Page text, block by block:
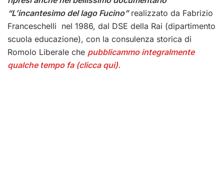
“L’incantesimo del lago Fucino”realizzato da Fabrizio
Franceschelli nel 1986, dal DSE della Rai (dipartimento
scuola educazione), con la consulenza storica di
Romolo Liberale che pubblicammo integralmente
qualche tempo fa (clicca qui).